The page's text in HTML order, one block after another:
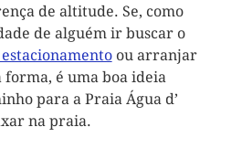
de altitude. Se, como
de alguém ir buscar o
ou arranjar
é uma boa ideia
para a Praia Água d’
na praia.